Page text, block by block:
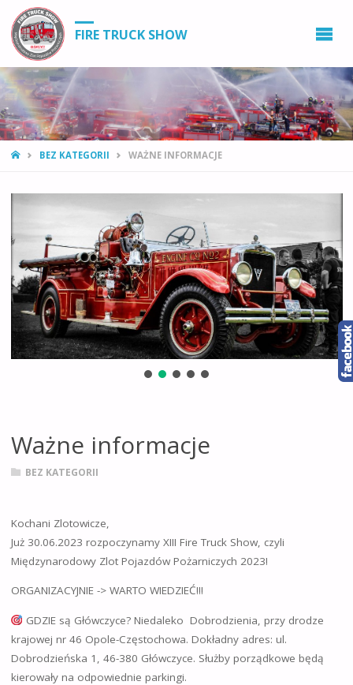
FIRE TRUCK SHOW
STRONA
BEZ KATEGORII WAŻNE INFORMACJE
Ważne informacje
BEZ KATEGORII
Kochani Zlotowicze,
Już 30.06.2023 rozpoczynamy XIII Fire Truck Show, czyli
Międzynarodowy Zlot Pojazdów Pożarniczych 2023!
ORGANIZACYJNIE -> WARTO WIEDZIEĆ!!!
GDZIE są Główczyce? Niedaleko Dobrodzienia, przy drodze
krajowej nr 46 Opole-Częstochowa. Dokładny adres: ul.
Dobrodzieńska 1, 46-380 Główczyce. Służby porządkowe będą
kierowały na odpowiednie parkingi.